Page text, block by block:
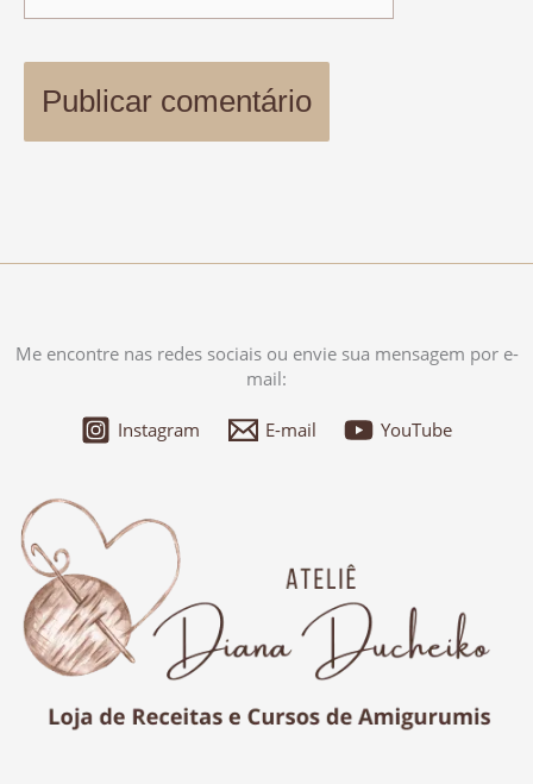
Me encontre nas redes sociais ou envie sua mensagem por e-
mail:
Instagram E-mail YouTube